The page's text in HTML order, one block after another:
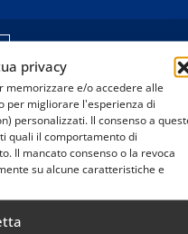
privacy
memorizzare e/o accedere alle
per migliorare l'esperienza di
personalizzati. Il consenso a
quali il comportamento di
Il mancato consenso o la revoca
su alcune caratteristiche e
ritorno in Serie A passa